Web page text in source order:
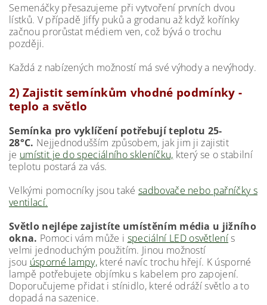
Semenáčky přesazujeme při vytvoření prvních dvou
lístků. V případě Jiffy puků a grodanu až když kořínky
začnou prorůstat médiem ven, což bývá o trochu
později.
Každá z nabízených možností má své výhody a nevýhody.
2) Zajistit semínkům vhodné podmínky -
teplo a světlo
Semínka pro vyklíčení potřebují teplotu 25-
28°C. Nejjednodušším způsobem, jak jim ji zajistit
je umístit je do speciálního skleníčku, který se o stabilní
teplotu postará za vás.
Velkými pomocníky jsou také sadbovače nebo pařníčky s
ventilací.
Světlo nejlépe zajistíte umístěním média u jižního
okna. Pomoci vám může i speciální LED osvětlenís
velmi jednoduchým použitím. Jinou možností
jsou úsporné lampy, které navíc trochu hřejí. K úsporné
lampě potřebujete objímku s kabelem pro zapojení.
Doporučujeme přidat i stínidlo, které odráží světlo a to
dopadá na sazenice.